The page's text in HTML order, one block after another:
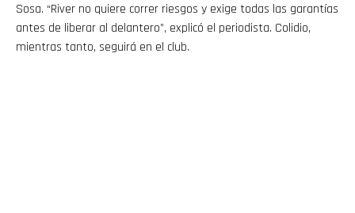
Sosa. “River no quiere correr riesgos y exige todas las garantías
antes de liberar al delantero”, explicó el periodista. Colidio,
mientras tanto, seguirá en el club.